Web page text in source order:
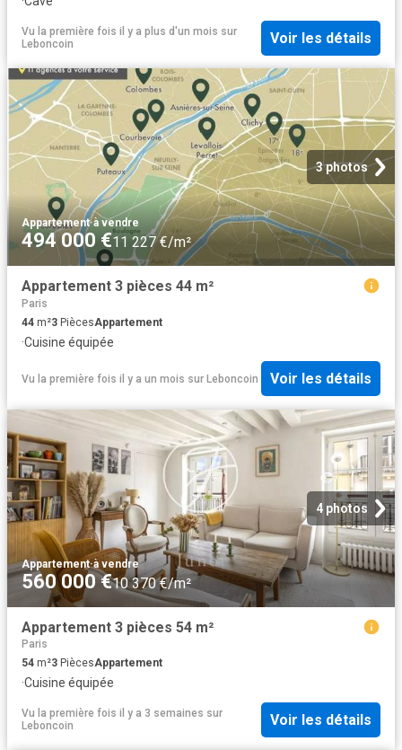
Vu la première fois il y a plus d'un mois sur
Leboncoin
Voir les détails
3 photos
Appartement·à vendre
494 000 €11 227 €/m²
Appartement 3 pièces 44 m²
Paris
44 m²3 PiècesAppartement
·Cuisine équipée
Vu la première fois il y a un mois sur Leboncoin Voir les détails
4 photos
Appartement·à vendre
560 000 €10 370 €/m²
Appartement 3 pièces 54 m²
Paris
54 m²3 PiècesAppartement
·Cuisine équipée
Vu la première fois il y a 3 semaines sur
Leboncoin
Voir les détails